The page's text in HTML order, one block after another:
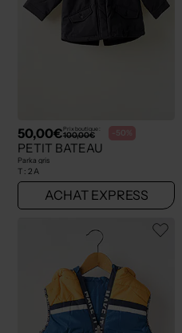
50,00€Prix boutique :
100,00€ -50%
PETIT BATEAU
Parka gris
T : 2 A
ACHAT EXPRESS